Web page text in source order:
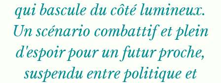
qui bascule du côté lumineux.
Un scénario combattif et plein
d'espoir pour un futur proche,
suspendu entre politique et